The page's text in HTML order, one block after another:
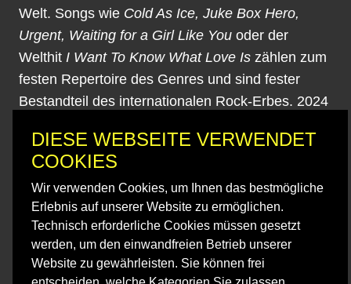
Welt. Songs wie Cold As Ice, Juke Box Hero,
Urgent, Waiting for a Girl Like You oder der
WelthitI Want To Know What Love Is zählen zum
festen Repertoire des Genres und sind fester
Bestandteil des internationalen Rock-Erbes. 2024
Fame aufgenommen – ein weiterer Meilenstein
der Bandkarriere.
Fotocredit: Credit: Krishta Abruzzini
DIESE WEBSEITE VERWENDET
COOKIES
Wir verwenden Cookies, um Ihnen das bestmögliche
Erlebnis auf unserer Website zu ermöglichen.
Technisch erforderliche Cookies müssen gesetzt
werden, um den einwandfreien Betrieb unserer
Website zu gewährleisten. Sie können frei